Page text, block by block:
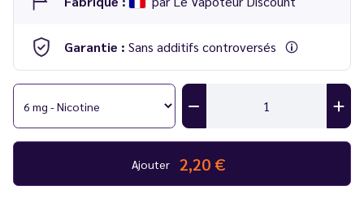
Garantie : Sans additifs controversés
Ajouter 2,20 €